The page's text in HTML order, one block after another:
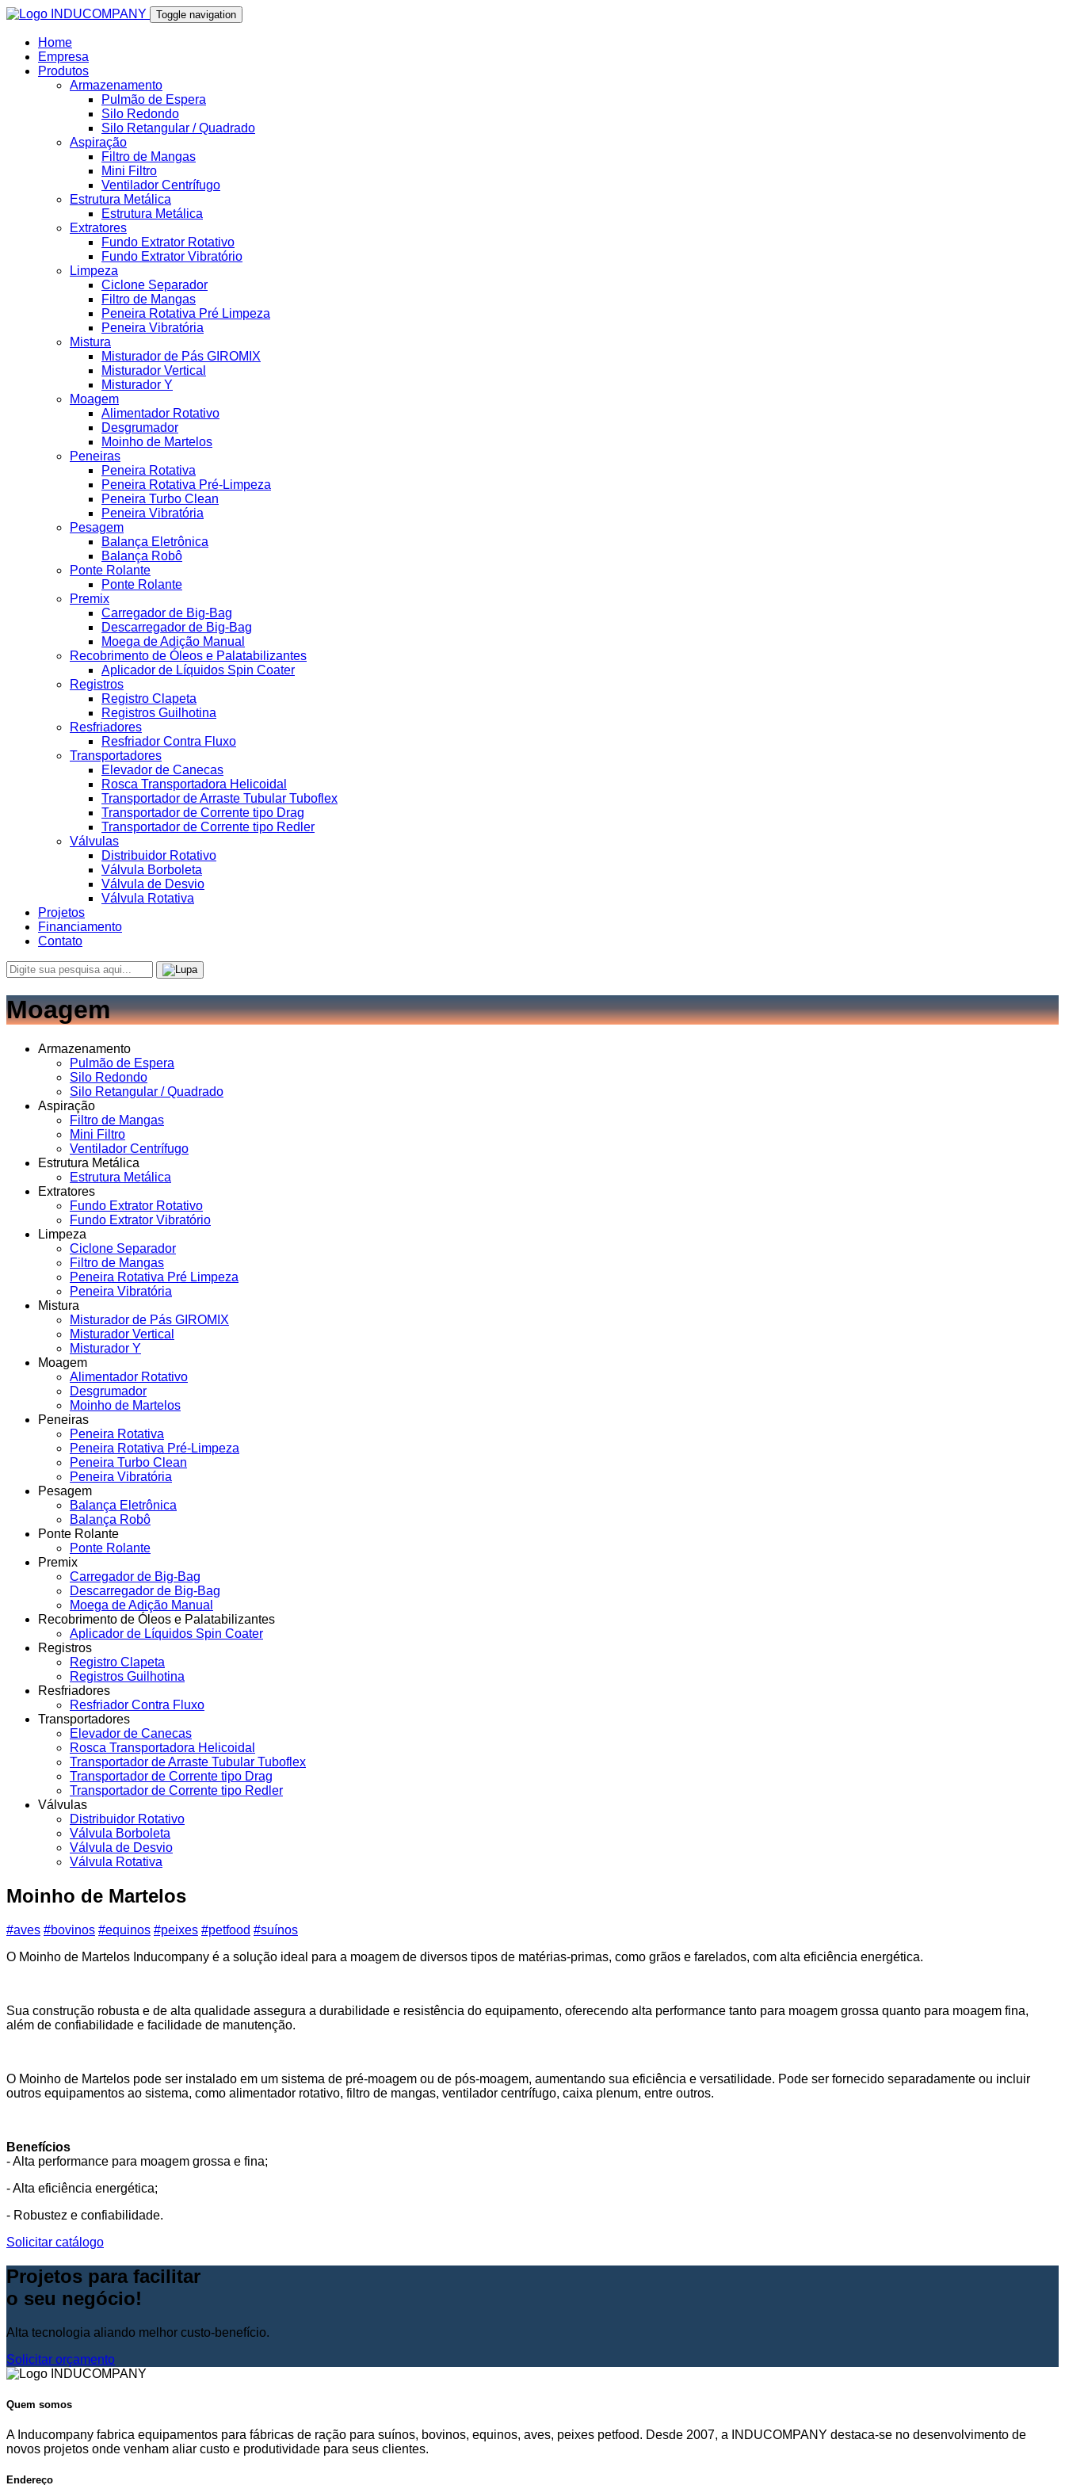
Toggle navigation
Home
Empresa
Produtos
Armazenamento
Pulmão de Espera
Silo Redondo
Silo Retangular / Quadrado
Aspiração
Filtro de Mangas
Mini Filtro
Ventilador Centrífugo
Estrutura Metálica
Estrutura Metálica
Extratores
Fundo Extrator Rotativo
Fundo Extrator Vibratório
Limpeza
Ciclone Separador
Filtro de Mangas
Peneira Rotativa Pré Limpeza
Peneira Vibratória
Mistura
Misturador de Pás GIROMIX
Misturador Vertical
Misturador Y
Moagem
Alimentador Rotativo
Desgrumador
Moinho de Martelos
Peneiras
Peneira Rotativa
Peneira Rotativa Pré-Limpeza
Peneira Turbo Clean
Peneira Vibratória
Pesagem
Balança Eletrônica
Balança Robô
Ponte Rolante
Ponte Rolante
Premix
Carregador de Big-Bag
Descarregador de Big-Bag
Moega de Adição Manual
Recobrimento de Óleos e Palatabilizantes
Aplicador de Líquidos Spin Coater
Registros
Registro Clapeta
Registros Guilhotina
Resfriadores
Resfriador Contra Fluxo
Transportadores
Elevador de Canecas
Rosca Transportadora Helicoidal
Transportador de Arraste Tubular Tuboflex
Transportador de Corrente tipo Drag
Transportador de Corrente tipo Redler
Válvulas
Distribuidor Rotativo
Válvula Borboleta
Válvula de Desvio
Válvula Rotativa
Projetos
Financiamento
Contato
Moagem
Armazenamento
Pulmão de Espera
Silo Redondo
Silo Retangular / Quadrado
Aspiração
Filtro de Mangas
Mini Filtro
Ventilador Centrífugo
Estrutura Metálica
Estrutura Metálica
Extratores
Fundo Extrator Rotativo
Fundo Extrator Vibratório
Limpeza
Ciclone Separador
Filtro de Mangas
Peneira Rotativa Pré Limpeza
Peneira Vibratória
Mistura
Misturador de Pás GIROMIX
Misturador Vertical
Misturador Y
Moagem
Alimentador Rotativo
Desgrumador
Moinho de Martelos
Peneiras
Peneira Rotativa
Peneira Rotativa Pré-Limpeza
Peneira Turbo Clean
Peneira Vibratória
Pesagem
Balança Eletrônica
Balança Robô
Ponte Rolante
Ponte Rolante
Premix
Carregador de Big-Bag
Descarregador de Big-Bag
Moega de Adição Manual
Recobrimento de Óleos e Palatabilizantes
Aplicador de Líquidos Spin Coater
Registros
Registro Clapeta
Registros Guilhotina
Resfriadores
Resfriador Contra Fluxo
Transportadores
Elevador de Canecas
Rosca Transportadora Helicoidal
Transportador de Arraste Tubular Tuboflex
Transportador de Corrente tipo Drag
Transportador de Corrente tipo Redler
Válvulas
Distribuidor Rotativo
Válvula Borboleta
Válvula de Desvio
Válvula Rotativa
Moinho de Martelos
#aves #bovinos #equinos #peixes #petfood #suínos
O Moinho de Martelos Inducompany é a solução ideal para a moagem de diversos tipos de matérias-primas, como grãos e farelados, com alta eficiência energética.
Sua construção robusta e de alta qualidade assegura a durabilidade e resistência do equipamento, oferecendo alta performance tanto para moagem grossa quanto para moagem fina,
além de confiabilidade e facilidade de manutenção.
O Moinho de Martelos pode ser instalado em um sistema de pré-moagem ou de pós-moagem, aumentando sua eficiência e versatilidade. Pode ser fornecido separadamente ou incluir
outros equipamentos ao sistema, como alimentador rotativo, filtro de mangas, ventilador centrífugo, caixa plenum, entre outros.
Benefícios
- Alta performance para moagem grossa e fina;
- Alta eficiência energética;
- Robustez e confiabilidade.
Solicitar catálogo
Projetos para facilitar
o seu negócio!
Alta tecnologia aliando melhor custo-benefício.
Solicitar orçamento
Quem somos
A Inducompany fabrica equipamentos para fábricas de ração para suínos, bovinos, equinos, aves, peixes petfood. Desde 2007, a INDUCOMPANY destaca-se no desenvolvimento de
novos projetos onde venham aliar custo e produtividade para seus clientes.
Endereço